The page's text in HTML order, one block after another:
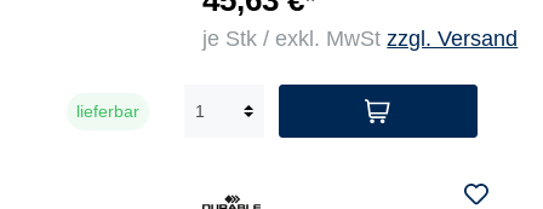
je Stk / exkl. MwStzzgl. Versand
lieferbar